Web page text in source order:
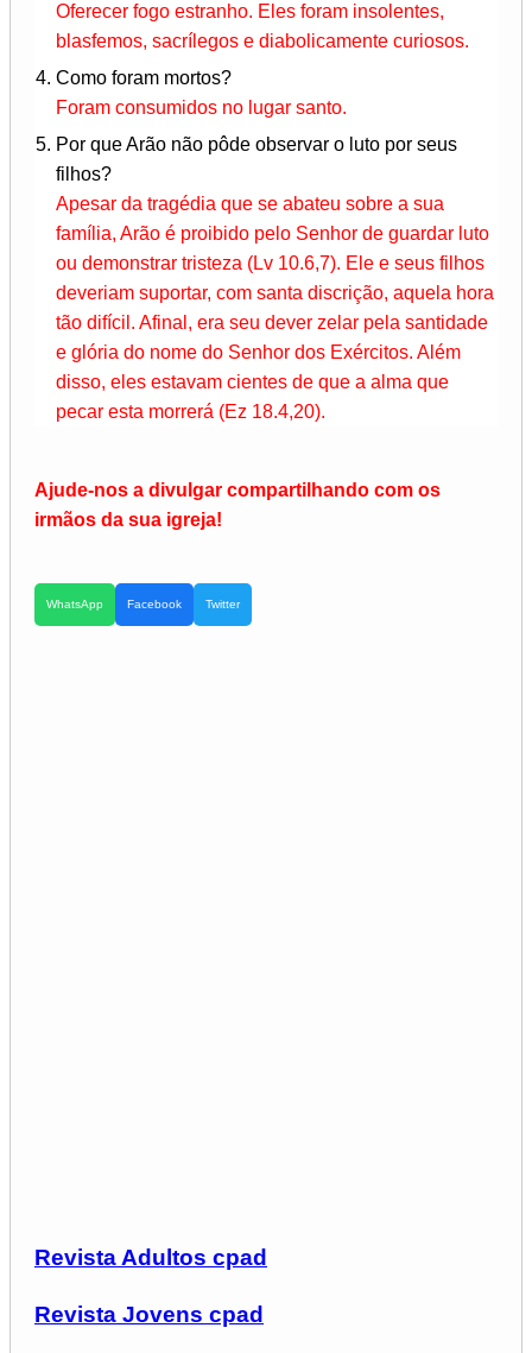
Oferecer fogo estranho. Eles foram insolentes,
blasfemos, sacrílegos e diabolicamente curiosos.
Como foram mortos?
Foram consumidos no lugar santo.
Por que Arão não pôde observar o luto por seus
filhos?
Apesar da tragédia que se abateu sobre a sua
família, Arão é proibido pelo Senhor de guardar luto
ou demonstrar tristeza (Lv 10.6,7). Ele e seus filhos
deveriam suportar, com santa discrição, aquela hora
tão difícil. Afinal, era seu dever zelar pela santidade
e glória do nome do Senhor dos Exércitos. Além
disso, eles estavam cientes de que a alma que
pecar esta morrerá (Ez 18.4,20).
Ajude-nos a divulgar compartilhando com os
irmãos da sua igreja!
WhatsApp Facebook Twitter
Revista Adultos cpad
Revista Jovens cpad